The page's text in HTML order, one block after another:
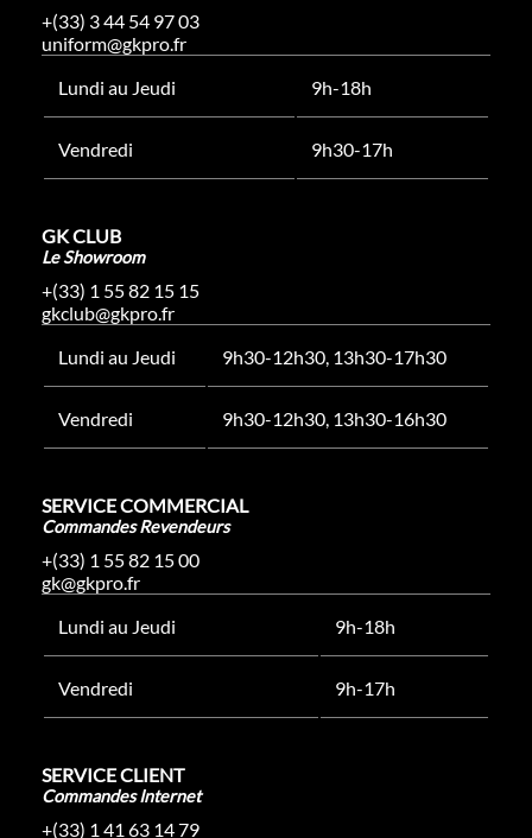
+(33) 3 44 54 97 03
uniform@gkpro.fr
Lundi au Jeudi
9h-18h
Vendredi 9h30-17h
GK CLUB
Le Showroom
+(33) 1 55 82 15 15
gkclub@gkpro.fr
Lundi au Jeudi
9h30-12h30, 13h30-17h30
Vendredi 9h30-12h30, 13h30-16h30
SERVICE COMMERCIAL
Commandes Revendeurs
+(33) 1 55 82 15 00
gk@gkpro.fr
Lundi au Jeudi
9h-18h
Vendredi 9h-17h
SERVICE CLIENT
Commandes Internet
+(33) 1 41 63 14 79